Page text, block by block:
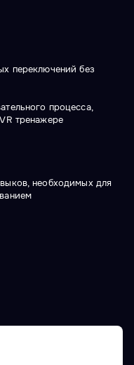
переключений без
процесса,
тренажере
необходимых для